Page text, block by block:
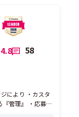
4.8 58
により ・カスタ
管理』 ・応募書